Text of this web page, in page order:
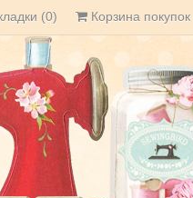
(0) Корзина покупок